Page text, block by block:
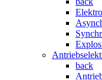
back